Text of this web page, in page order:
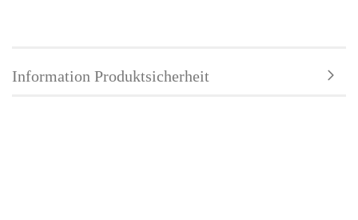
Information Produktsicherheit